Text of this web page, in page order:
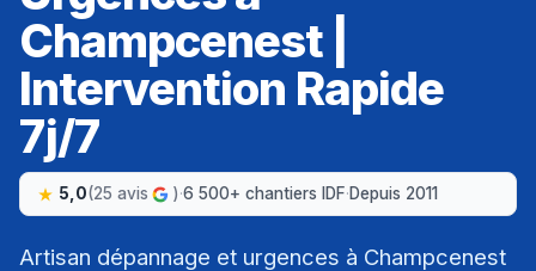
Champcenest |
Intervention Rapide
7j/7
5,0(25 avis )·6 500+ chantiers IDF·Depuis 2011
Artisan dépannage et urgences à Champcenest